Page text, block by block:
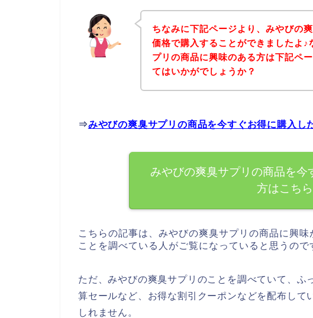
ちなみに下記ページより、みやびの
価格で購入することができましたよ♪
プリの商品に興味のある方は下記ペ
てはいかがでしょうか？
⇒みやびの爽臭サプリの商品を今すぐお得に購入し
みやびの爽臭サプリの商品を今
方はこちら
こちらの記事は、みやびの爽臭サプリの商品に興
ことを調べている人がご覧になっていると思うので
ただ、みやびの爽臭サプリのことを調べていて、ふ
算セールなど、お得な割引クーポンなどを配布して
しれません。